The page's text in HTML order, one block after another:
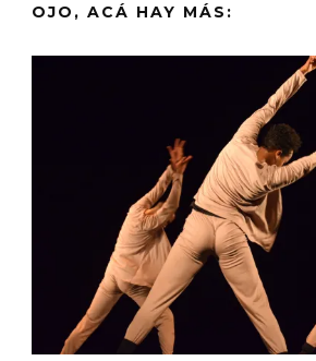
OJO, ACÁ HAY MÁS: